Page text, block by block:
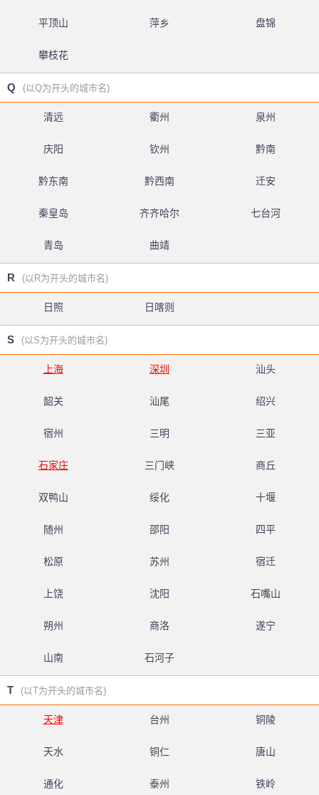
平顶山 萍乡 盘锦
攀枝花
Q (以Q为开头的城市名)
清远 衢州 泉州
庆阳 钦州 黔南
黔东南 黔西南 迁安
秦皇岛 齐齐哈尔 七台河
青岛 曲靖
R (以R为开头的城市名)
日照 日喀则
S (以S为开头的城市名)
上海 深圳 汕头
韶关 汕尾 绍兴
宿州 三明 三亚
石家庄 三门峡 商丘
双鸭山 绥化 十堰
随州 邵阳 四平
松原 苏州 宿迁
上饶 沈阳 石嘴山
朔州 商洛 遂宁
山南 石河子
T (以T为开头的城市名)
天津 台州 铜陵
天水 铜仁 唐山
通化 泰州 铁岭